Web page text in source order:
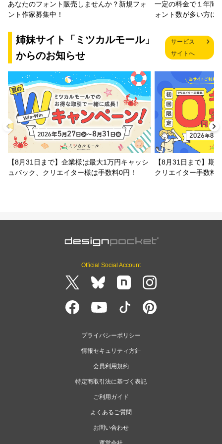
あなたのフォント販売しませんか？新規フォ
ント作家募集中！
一定の料金で１年間
ォント数が多い方に
姉妹サイト「ミツカルモール」
からのお知らせ
サービス
サイトへ
【8月31日まで】企業様は最大1万円キャッシ
ュバック、クリエイター様は手数料0円！
【8月31日まで】期
クリエイター手数料
Official Social Account
プライバシーポリシー
情報セキュリティ方針
会員利用規約
特定商取引法に基づく表記
ご利用ガイド
よくあるご質問
お問い合わせ